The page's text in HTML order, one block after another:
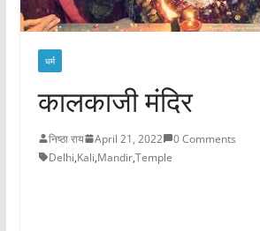
धर्म
कालकाजी मंदिर
निष्ठा राय April 21, 2022
0 Comments
Delhi,Kali,Mandir,Temple